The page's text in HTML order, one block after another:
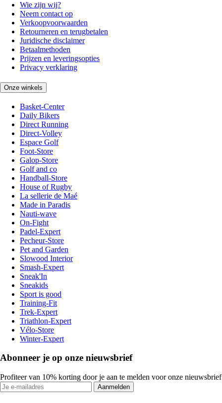
Wie zijn wij?
Neem contact op
Verkoopvoorwaarden
Retourneren en terugbetalen
Juridische disclaimer
Betaalmethoden
Prijzen en leveringsopties
Privacy verklaring
Onze winkels
Basket-Center
Daily Bikers
Direct Running
Direct-Volley
Espace Golf
Foot-Store
Galop-Store
Golf and co
Handball-Store
House of Rugby
La sellerie de Maé
Made in Paradis
Nauti-wave
On-Fight
Padel-Expert
Pecheur-Store
Pet and Garden
Slowood Interior
Smash-Expert
Sneak'In
Sneakids
Sport is good
Training-Fit
Trek-Expert
Triathlon-Expert
Vélo-Store
Winter-Expert
Abonneer je op onze nieuwsbrief
Profiteer van 10% korting door je aan te melden voor onze nieuwsbrief
Aanmelden